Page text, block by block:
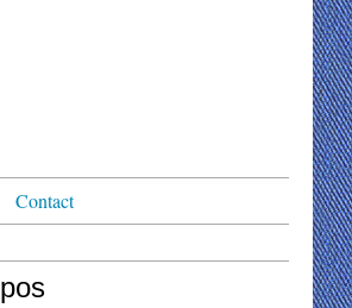
Contact